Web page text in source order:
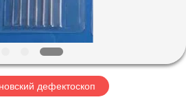
дефектоскоп